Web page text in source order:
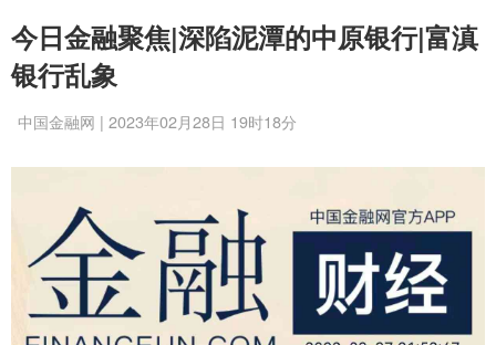
今日金融聚焦|深陷泥潭的中原银行|富滇
银行乱象
中国金融网 | 2023年02月28日 19时18分